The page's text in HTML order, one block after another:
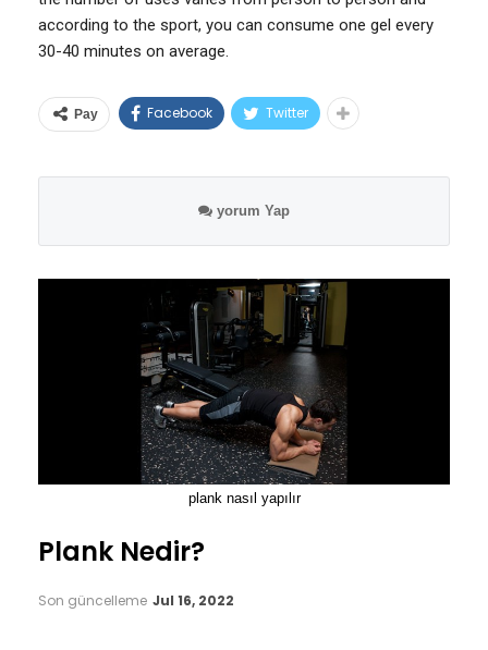
according to the sport, you can consume one gel every
30-40 minutes on average.
Pay Facebook Twitter
yorum Yap
plank nasıl yapılır
Plank Nedir?
Son güncelleme Jul 16, 2022